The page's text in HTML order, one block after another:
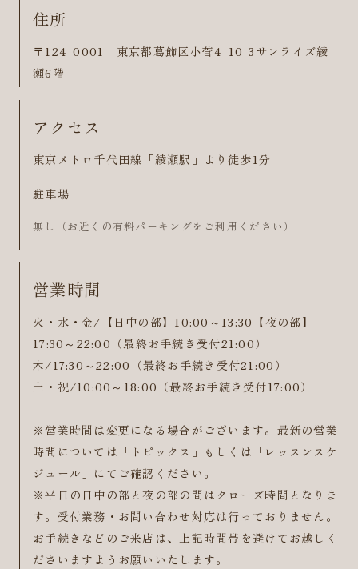
住所
〒124-0001 東京都葛飾区小菅4-10-3サンライズ綾
瀬6階
アクセス
東京メトロ千代田線「綾瀬駅」より徒歩1分
駐車場
無し（お近くの有料パーキングをご利用ください）
営業時間
火・水・金/【日中の部】10:00～13:30【夜の部】
17:30～22:00（最終お手続き受付21:00）
木/17:30～22:00（最終お手続き受付21:00）
土・祝/10:00～18:00（最終お手続き受付17:00）
※営業時間は変更になる場合がございます。最新の営業
時間については「トピックス」もしくは「レッスンスケ
ジュール」にてご確認ください。
※平日の日中の部と夜の部の間はクローズ時間となりま
す。受付業務・お問い合わせ対応は行っておりません。
お手続きなどのご来店は、上記時間帯を避けてお越しく
ださいますようお願いいたします。